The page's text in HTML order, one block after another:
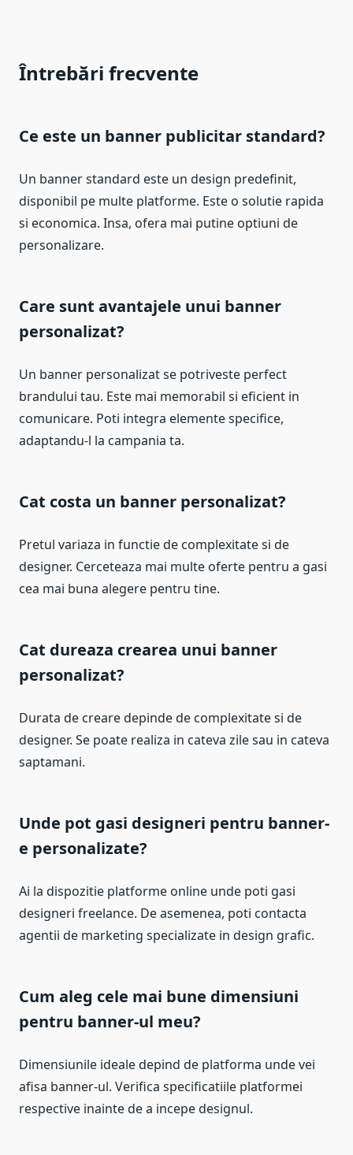
Întrebări frecvente
Ce este un banner publicitar standard?
Un banner standard este un design predefinit,
disponibil pe multe platforme. Este o solutie rapida
si economica. Insa, ofera mai putine optiuni de
personalizare.
Care sunt avantajele unui banner
personalizat?
Un banner personalizat se potriveste perfect
brandului tau. Este mai memorabil si eficient in
comunicare. Poti integra elemente specifice,
adaptandu-l la campania ta.
Cat costa un banner personalizat?
Pretul variaza in functie de complexitate si de
designer. Cerceteaza mai multe oferte pentru a gasi
cea mai buna alegere pentru tine.
Cat dureaza crearea unui banner
personalizat?
Durata de creare depinde de complexitate si de
designer. Se poate realiza in cateva zile sau in cateva
saptamani.
Unde pot gasi designeri pentru banner-
e personalizate?
Ai la dispozitie platforme online unde poti gasi
designeri freelance. De asemenea, poti contacta
agentii de marketing specializate in design grafic.
Cum aleg cele mai bune dimensiuni
pentru banner-ul meu?
Dimensiunile ideale depind de platforma unde vei
afisa banner-ul. Verifica specificatiile platformei
respective inainte de a incepe designul.